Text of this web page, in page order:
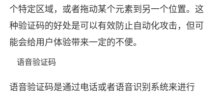
个特定区域，或者拖动某个元素到另一个位置。这
种验证码的好处是可以有效防止自动化攻击，但可
能会给用户体验带来一定的不便。
语音验证码
语音验证码是通过电话或者语音识别系统来进行